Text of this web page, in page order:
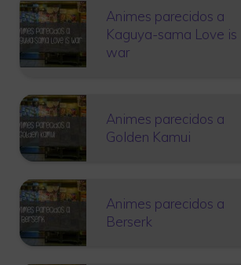
Animes parecidos a
Kaguya-sama Love is
war
Animes parecidos a
Golden Kamui
Animes parecidos a
Berserk